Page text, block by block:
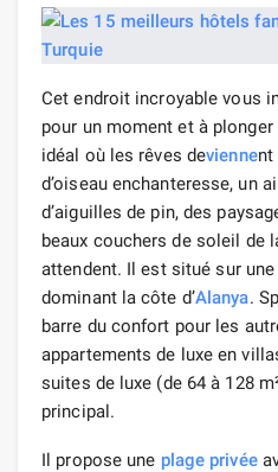
Cet endroit incroyable vous
pour un moment et à
idéal où les rêves deviennent
d’oiseau enchanteresse, un
d’aiguilles de pin, des
beaux couchers de soleil de
attendent. Il est situé sur
dominant la côte d’Alanya.
barre du confort pour les
appartements de luxe en
suites de luxe (de 64 à 128
principal.
Il propose une plage privée